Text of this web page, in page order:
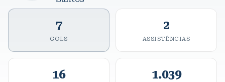
7
GOLS
2
ASSISTÊNCIAS
16 1.039